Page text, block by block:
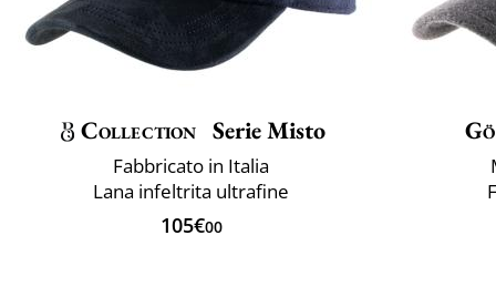
Collection Serie Misto
Fabbricato in Italia
Lana infeltrita ultrafine
105€00